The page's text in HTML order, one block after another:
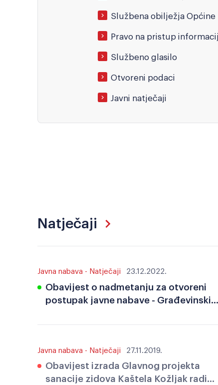
Službena obilježja Općine
Službeno glasilo
Otvoreni podaci
Javni natječaji
Natječaji
Javna nabava - Natječaji 23.12.2022.
Obavijest o nadmetanju za otvoreni
postupak javne nabave - Građevinski
hortikulturni radovi za dječje igralište
Javna nabava - Natječaji 27.11.2019.
Obavijest izrada Glavnog projekta
sanacije zidova Kaštela Kožljak radi